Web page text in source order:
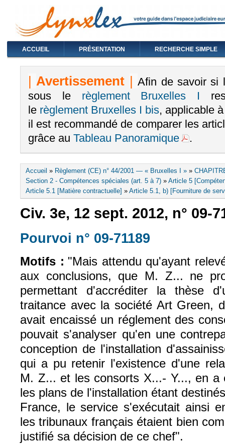
ACCUEIL PRÉSENTATION RECHERCHE SIMPLE
|Avertissement | Afin de savoir si
sous le règlement Bruxelles I
le règlement Bruxelles I bis, applicable
il est recommandé de comparer les
grâce au Tableau Panoramique .
Vous êtes ici
Accueil » Règlement (CE) n° 44/2001 — « Bruxelles I » »
Section 2 - Compétences spéciales (art. 5 à 7) » Article 5
Article 5.1 [Matière contractuelle] » Article 5.1, b) [Fourniture de
Civ. 3e, 12 sept. 2012, n° 09-
Pourvoi n° 09-71189
Motifs : "Mais attendu qu'ayant
aux conclusions, que M. Z... ne
permettant d'accréditer la thèse
traitance avec la société Art Green,
avait encaissé un réglement des
pouvait s'analyser qu'en une
conception de l'installation
qui a pu retenir l'existence d'une
M. Z... et les consorts X...- Y..., en a
les plans de l'installation étant
France, le service s'exécutait ainsi
les tribunaux français étaient bien
justifié sa décision de ce chef".